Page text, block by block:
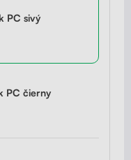
PC sivý
PC čierny